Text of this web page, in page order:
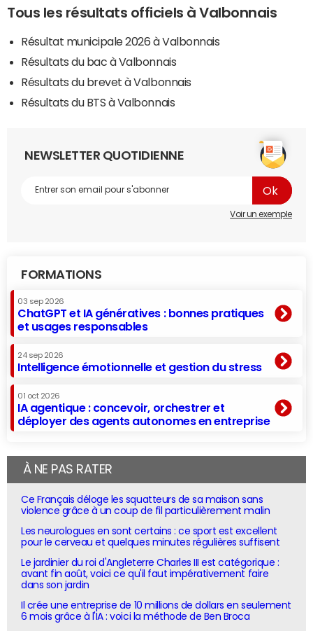
Tous les résultats officiels à Valbonnais
Résultat municipale 2026 à Valbonnais
Résultats du bac à Valbonnais
Résultats du brevet à Valbonnais
Résultats du BTS à Valbonnais
NEWSLETTER QUOTIDIENNE
Voir un exemple
FORMATIONS
03 sep 2026
ChatGPT et IA génératives : bonnes pratiques
et usages responsables
24 sep 2026
Intelligence émotionnelle et gestion du stress
01 oct 2026
IA agentique : concevoir, orchestrer et
déployer des agents autonomes en entreprise
À NE PAS RATER
Ce Français déloge les squatteurs de sa maison sans
violence grâce à un coup de fil particulièrement malin
Les neurologues en sont certains : ce sport est excellent
pour le cerveau et quelques minutes régulières suffisent
Le jardinier du roi d'Angleterre Charles III est catégorique :
avant fin août, voici ce qu'il faut impérativement faire
dans son jardin
Il crée une entreprise de 10 millions de dollars en seulement
6 mois grâce à l'IA : voici la méthode de Ben Broca